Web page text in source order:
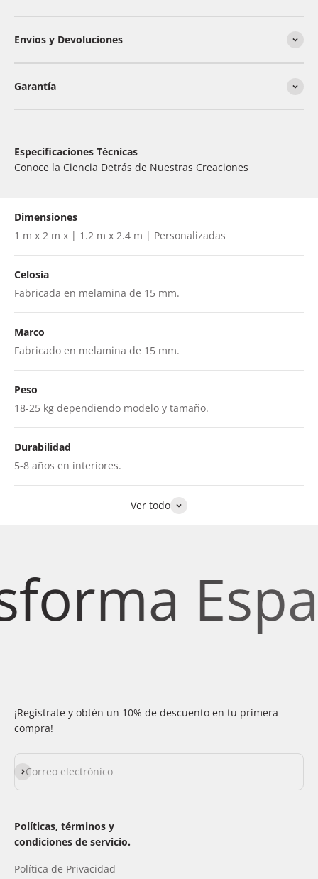
Envíos y Devoluciones
Garantía
Especificaciones Técnicas
Conoce la Ciencia Detrás de Nuestras Creaciones
Dimensiones
1 m x 2 m x | 1.2 m x 2.4 m | Personalizadas
Celosía
Fabricada en melamina de 15 mm.
Marco
Fabricado en melamina de 15 mm.
Peso
18-25 kg dependiendo modelo y tamaño.
Durabilidad
5-8 años en interiores.
Ver todo
¡Regístrate y obtén un 10% de descuento en tu primera
compra!
Correo electrónico
Suscribirse
Políticas, términos y
condiciones de servicio.
Política de Privacidad